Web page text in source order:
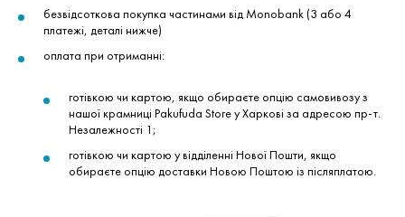
безвідсоткова покупка частинами від Monobank (3 або 4
платежі, деталі нижче)
оплата при отриманні:
готівкою чи картою, якщо обираєте опцію самовивозу з
нашої крамниці Pakufuda Store у Харкові за адресою пр-т.
Незалежності 1;
готівкою чи картою у відділенні Нової Пошти, якщо
обираєте опцію доставки Новою Поштою із післяплатою.